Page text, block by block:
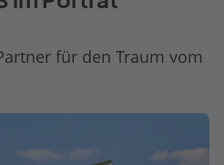
für den Traum vom